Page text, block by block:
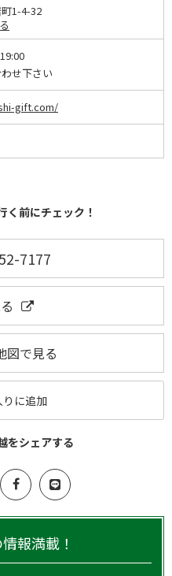
1-4-32
せ下さい
gift.com/
く前にチェック！
7177
図で見る
りに追加
をシェアする
報満載！